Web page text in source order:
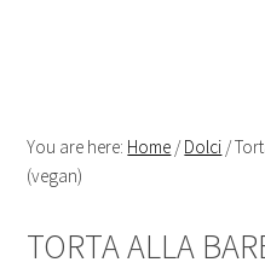
You are here: Home /Dolci /
(vegan)
TORTA ALLA